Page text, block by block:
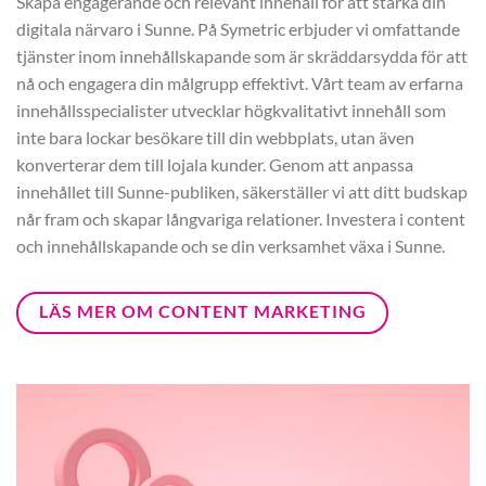
digitala närvaro i Sunne. På Symetric erbjuder vi omfattande
tjänster inom innehållskapande som är skräddarsydda för att
nå och engagera din målgrupp effektivt. Vårt team av erfarna
innehållsspecialister utvecklar högkvalitativt innehåll som
inte bara lockar besökare till din webbplats, utan även
konverterar dem till lojala kunder. Genom att anpassa
innehållet till Sunne-publiken, säkerställer vi att ditt budskap
når fram och skapar långvariga relationer. Investera i content
och innehållskapande och se din verksamhet växa i Sunne.
LÄS MER OM CONTENT MARKETING